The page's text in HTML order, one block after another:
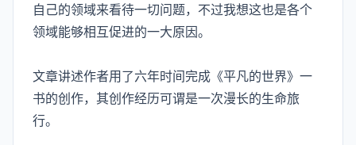
自己的领域来看待一切问题，不过我想这也是各个
领域能够相互促进的一大原因。
文章讲述作者用了六年时间完成《平凡的世界》一
书的创作，其创作经历可谓是一次漫长的生命旅
行。